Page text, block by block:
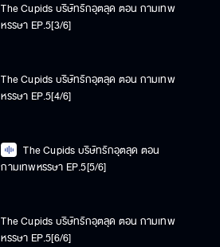
The Cupids บริษัทรักอุตลุด ตอน กามเทพ
หรรษา EP.5[3/6]
The Cupids บริษัทรักอุตลุด ตอน กามเทพ
หรรษา EP.5[4/6]
The Cupids บริษัทรักอุตลุด ตอน
กามเทพหรรษา EP.5[5/6]
The Cupids บริษัทรักอุตลุด ตอน กามเทพ
หรรษา EP.5[6/6]